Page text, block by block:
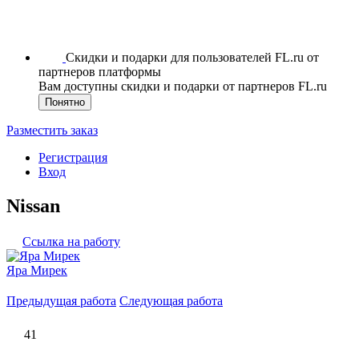
Скидки и подарки для пользователей FL.ru от
партнеров платформы
Вам доступны скидки и подарки от партнеров FL.ru
Понятно
Разместить заказ
Регистрация
Вход
Nissan
Ссылка на работу
Яра Мирек
Предыдущая работа Следующая работа
41